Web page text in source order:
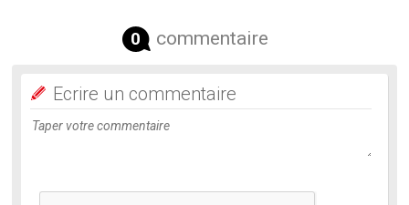
0 commentaire
Ecrire un commentaire